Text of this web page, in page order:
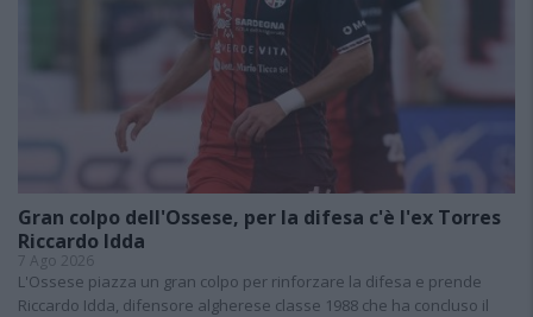
Gran colpo dell'Ossese, per la difesa c'è l'ex Torres
Riccardo Idda
7 Ago 2026
L'Ossese piazza un gran colpo per rinforzare la difesa e prende
Riccardo Idda, difensore algherese classe 1988 che ha concluso il